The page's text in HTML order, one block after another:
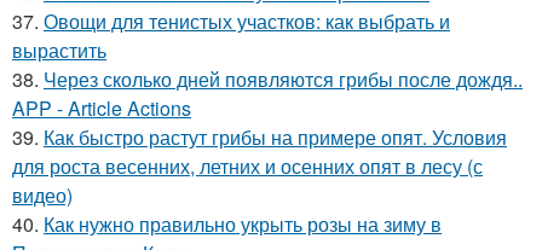
37. Овощи для тенистых участков: как выбрать и
вырастить
38. Через сколько дней появляются грибы после дождя..
APP - Article Actions
39. Как быстро растут грибы на примере опят. Условия
для роста весенних, летних и осенних опят в лесу (с
видео)
40. Как нужно правильно укрыть розы на зиму в